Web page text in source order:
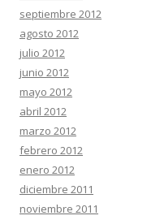
septiembre 2012
agosto 2012
julio 2012
junio 2012
mayo 2012
abril 2012
marzo 2012
febrero 2012
enero 2012
diciembre 2011
noviembre 2011